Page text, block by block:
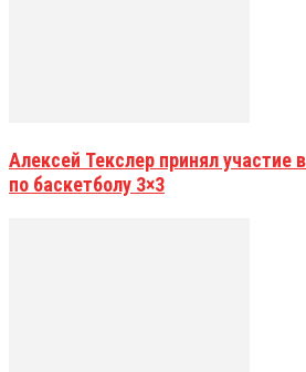
Алексей Текслер принял
по баскетболу 3×3